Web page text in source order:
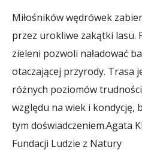
Miłośników wędrówek
przez urokliwe zakątki lasu.
zieleni pozwoli naładować
otaczającej przyrody. Trasa
różnych poziomów
względu na wiek i kondycję,
tym doświadczeniem.Agata
Fundacji Ludzie z Natury